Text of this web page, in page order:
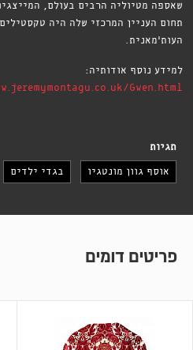
שאספה מטיוליה הרבים בעולם,
תחום העניין המרכזי שלה היה
העות'מאנית.
למידע נוסף אודותיה:
Gwen.html
תגיות
אוסף גוון מונטגיו בגדי ילדים
פריטים דומים